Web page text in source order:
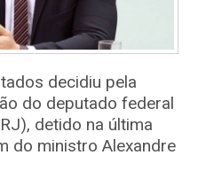
decidiu pela
do deputado federal
detido na última
do ministro Alexandre